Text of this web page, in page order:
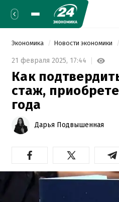
Экономика Новости экономики
21 февраля 2025, 17:44
Как
стаж,
года
Дарья Подвышенная